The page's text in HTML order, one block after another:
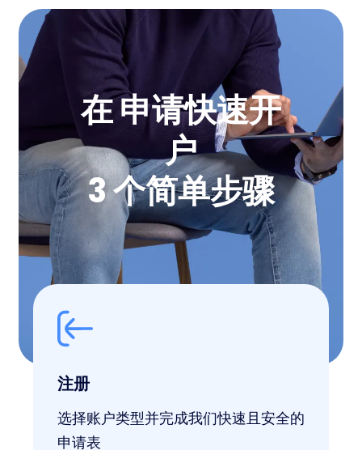
在 申请快速开
户
3 个简单步骤
注册
选择账户类型并完成我们快速且安全的
申请表